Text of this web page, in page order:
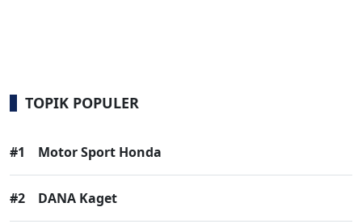
TOPIK POPULER
#1 Motor Sport Honda
#2 DANA Kaget